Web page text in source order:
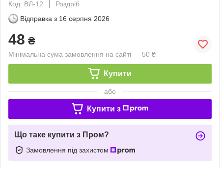
Код: ВЛ-12
Роздріб
Відправка з 16 серпня 2026
48 ₴
Мінімальна сума замовлення на сайті — 50 ₴
Купити
або
Купити з
Що таке купити з Пром?
Замовлення під захистом